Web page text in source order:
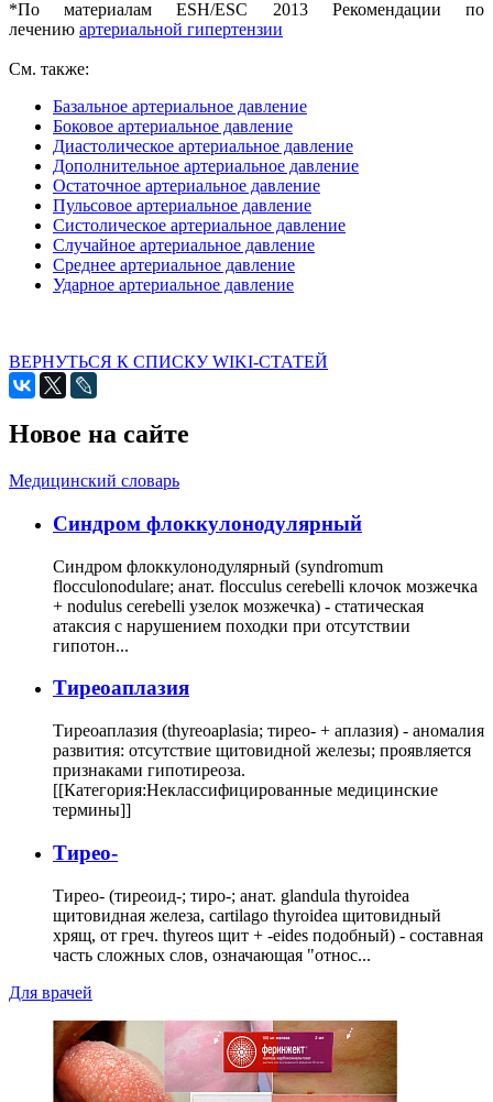
*По материаламESH/ESC 2013 Рекомендации по
лечению артериальной гипертензии
См. также:
Базальное артериальное давление
Боковое артериальное давление
Диастолическое артериальное давление
Дополнительное артериальное давление
Остаточное артериальное давление
Пульсовое артериальное давление
Систолическое артериальное давление
Случайное артериальное давление
Среднее артериальное давление
Ударное артериальное давление
ВЕРНУТЬСЯ К СПИСКУ WIKI-СТАТЕЙ
Новое на сайте
Медицинский словарь
Cиндром флоккулонодулярный
Синдром флоккулонодулярный (syndromum
flocculonodulare; анат. flocculus cerebelli клочок мозжечка
+ nodulus cerebelli узелок мозжечка) - статическая
атаксия с нарушением походки при отсутствии
гипотон...
Тиреоаплазия
Тиреоаплазия (thyreoaplasia; тирео- + аплазия) - аномалия
развития: отсутствие щитовидной железы; проявляется
признаками гипотиреоза.
[[Категория:Неклассифицированные медицинские
термины]]
Тирео-
Тирео- (тиреоид-; тиро-; анат. glandula thyroidea
щитовидная железа, cartilago thyroidea щитовидный
хрящ, от греч. thyreos щит + -eides подобный) - составная
часть сложных слов, означающая "относ...
Для врачей